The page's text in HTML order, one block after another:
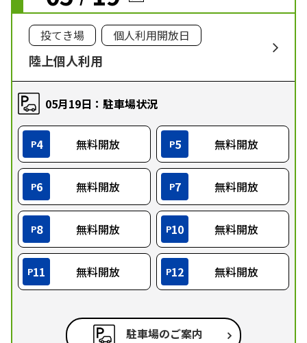
投てき場 個人利用開放日
陸上個人利用
05月19日：駐車場状況
P4 無料開放 P5 無料開放
P6 無料開放 P7 無料開放
P8 無料開放 P10 無料開放
P11 無料開放 P12 無料開放
駐車場のご案内